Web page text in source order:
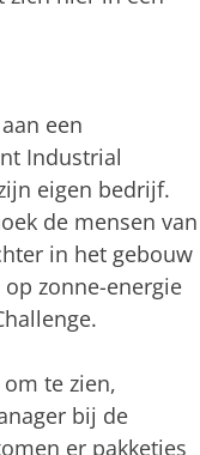
een
Industrial
eigen bedrijf.
de mensen van
in het gebouw
zonne-energie
te zien,
bij de
er pakketjes